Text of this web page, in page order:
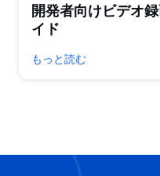
開発者向けビデオ
イド
もっと読む